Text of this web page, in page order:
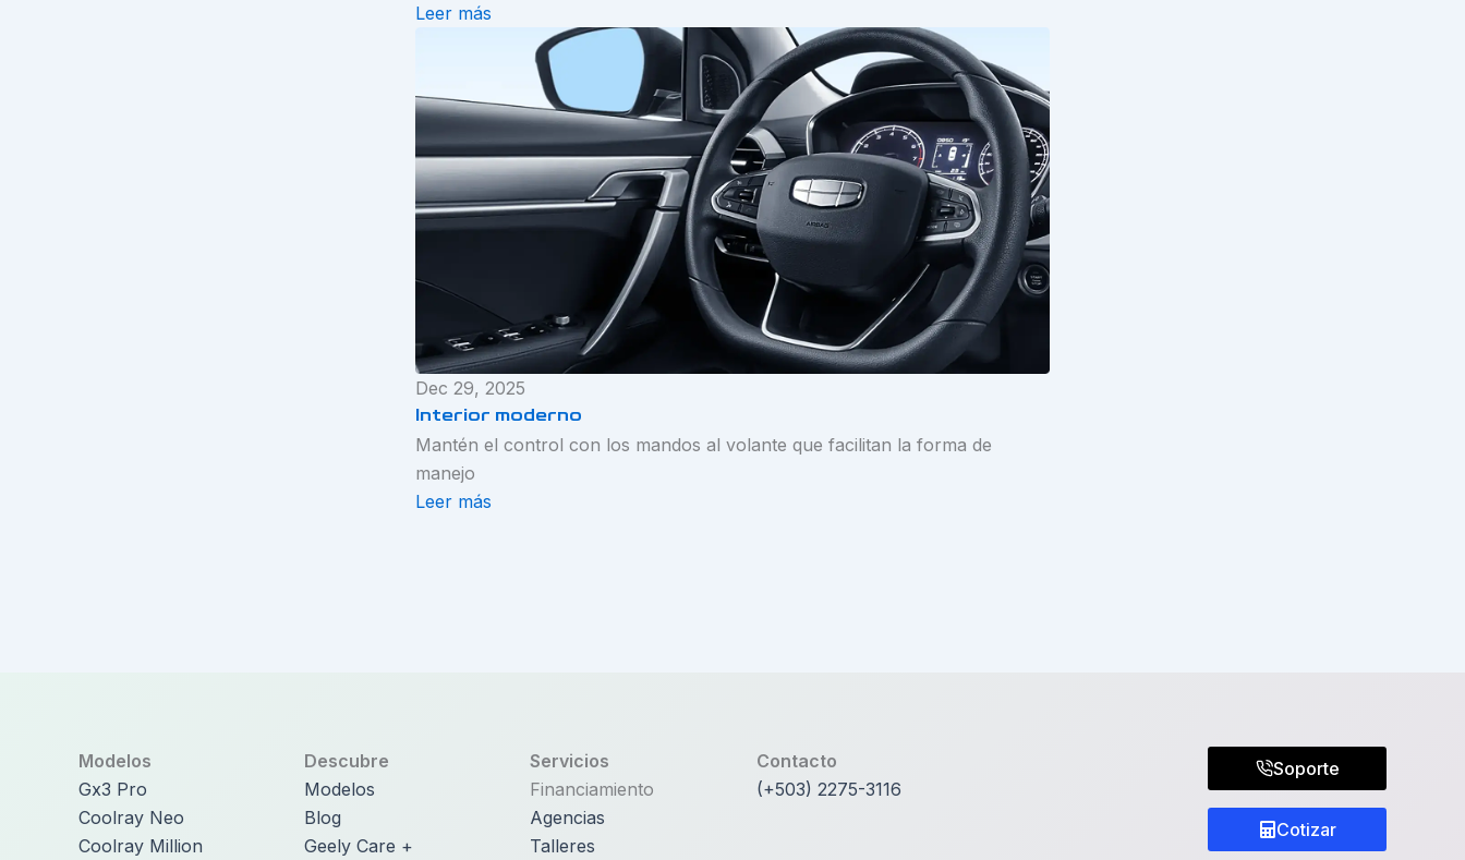
Leer más
Dec 29, 2025
Interior moderno
Mantén el control con los mandos al volante que facilitan la forma de
manejo
Leer más
Modelos
Gx3 Pro
Coolray Neo
Coolray Million
Descubre
Modelos
Blog
Geely Care +
Servicios
Financiamiento
Agencias
Talleres
Contacto
(+503) 2275-3116
Soporte
Cotizar